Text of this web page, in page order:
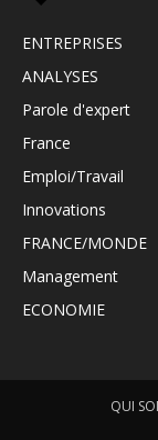
ENTREPRISES
ANALYSES
Parole d'expert
France
Emploi/Travail
Innovations
FRANCE/MONDE
Management
ECONOMIE
QUI